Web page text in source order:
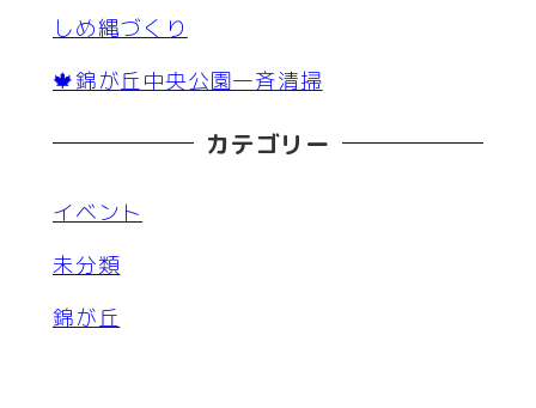
しめ縄づくり
🍁錦が丘中央公園一斉清掃
カテゴリー
イベント
未分類
錦が丘